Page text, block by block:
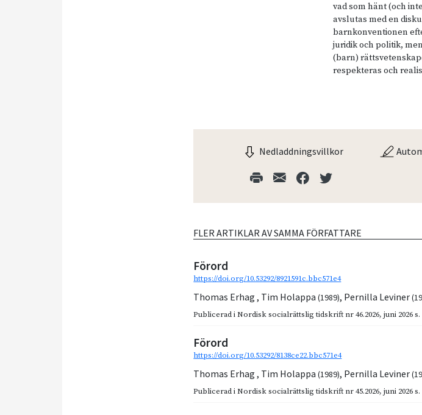
vad som hänt (och
avslutas med en
barnkonventionen
juridik och politik,
(barn)
respekteras och
Nedladdningsvillkor
FLER ARTIKLAR AV SAMMA FÖRFATTARE
Förord
https://doi.org/10.53292/8921591c.bbc571e4
Thomas Erhag, Tim Holappa(1989), Pernilla Leviner
Publicerad iNordisk socialrättslig tidskrift nr 46.2026,juni 2026 s.
Förord
https://doi.org/10.53292/8138ce22.bbc571e4
Thomas Erhag, Tim Holappa(1989), Pernilla Leviner
Publicerad iNordisk socialrättslig tidskrift nr 45.2026,juni 2026 s.